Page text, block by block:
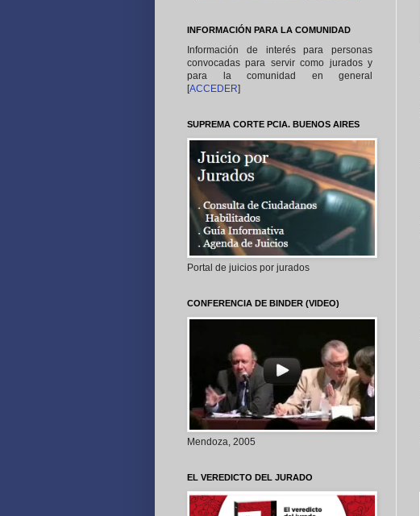
INFORMACIÓN PARA LA COMUNIDAD
Información de interés para personas
convocadas para servir como jurados y
para la comunidad en general
[ACCEDER]
SUPREMA CORTE PCIA. BUENOS AIRES
Portal de juicios por jurados
CONFERENCIA DE BINDER (VIDEO)
Mendoza, 2005
EL VEREDICTO DEL JURADO